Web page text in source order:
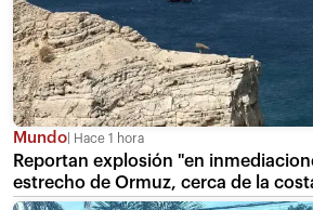
Mundo Hace 1 hora
Reportan explosión "en
estrecho de Ormuz, cerca de la